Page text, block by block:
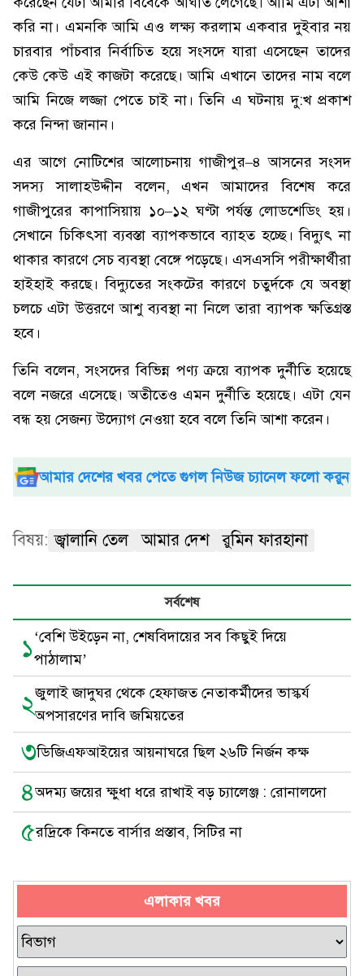
করি না। এমনকি আমি এও লক্ষ্য করলাম একবার দুইবার নয়
চারবার পাঁচবার নির্বাচিত হয়ে সংসদে যারা এসেছেন তাদের
কেউ কেউ এই কাজটা করেছে। আমি এখানে তাদের নাম বলে
আমি নিজে লজ্জা পেতে চাই না। তিনি এ ঘটনায় দু:খ প্রকাশ
করে নিন্দা জানান।
এর আগে নোটিশের আলোচনায় গাজীপুর–৪ আসনের সংসদ
সদস্য সালাহউদ্দীন বলেন, এখন আমাদের বিশেষ করে
গাজীপুরের কাপাসিয়ায় ১০–১২ ঘণ্টা পর্যন্ত লোডশেডিং হয়।
সেখানে চিকিৎসা ব্যবস্তা ব্যাপকভাবে ব্যাহত হচ্ছে। বিদ্যুৎ না
থাকার কারণে সেচ ব্যবস্থা বেঙ্গে পড়েছে। এসএসসি পরীক্ষার্থীরা
হাইহাই করছে। বিদ্যুতের সংকটের কারণে চতুর্দকে যে অবস্থা
চলচে এটা উত্তরণে আশু ব্যবস্থা না নিলে তারা ব্যাপক ক্ষতিগ্রস্ত
হবে।
তিনি বলেন, সংসদের বিভিন্ন পণ্য ক্রয়ে ব্যাপক দুর্নীতি হয়েছে
বলে নজরে এসেছে। অতীতেও এমন দুর্নীতি হয়েছে। এটা যেন
বন্ধ হয় সেজন্য উদ্যোগ নেওয়া হবে বলে তিনি আশা করেন।
আমার দেশের খবর পেতে গুগল নিউজ চ্যানেল ফলো করুন
বিষয়: জ্বালানি তেল আমার দেশ রুমিন ফারহানা
সর্বশেষ
১‘বেশি উইড়েন না, শেষবিদায়ের সব কিছুই দিয়ে
পাঠালাম’
২জুলাই জাদুঘর থেকে হেফাজত নেতাকর্মীদের ভাস্কর্য
অপসারণের দাবি জমিয়তের
৩ডিজিএফআইয়ের আয়নাঘরে ছিল ২৬টি নির্জন কক্ষ
৪অদম্য জয়ের ক্ষুধা ধরে রাখাই বড় চ্যালেঞ্জ : রোনালদো
৫রদ্রিকে কিনতে বার্সার প্রস্তাব, সিটির না
এলাকার খবর